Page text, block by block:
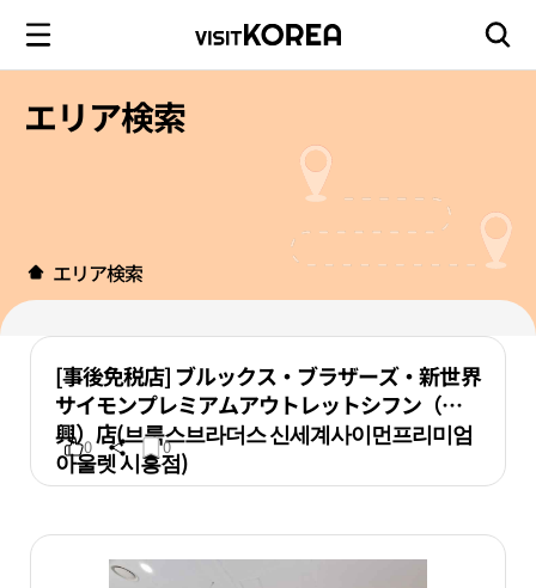
エリア検索
エリア検索
[事後免税店] ブルックス・ブラザーズ・新世界
サイモンプレミアムアウトレットシフン（始
興）店(브룩스브라더스 신세계사이먼프리미엄
아울렛 시흥점)
0 0